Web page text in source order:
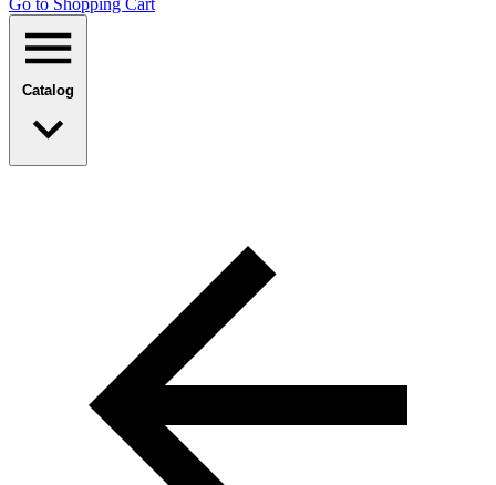
Go to Shopping Сart
Catalog